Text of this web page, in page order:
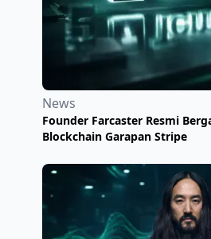
News
Founder Farcaster Resmi
Blockchain Garapan Stripe